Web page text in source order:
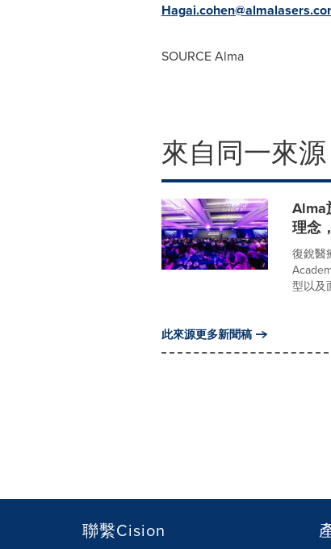
SOURCE Alma
來自同一來源
Alma
理念
復銳醫
型以及
此來源更多新聞稿
聯繫Cision